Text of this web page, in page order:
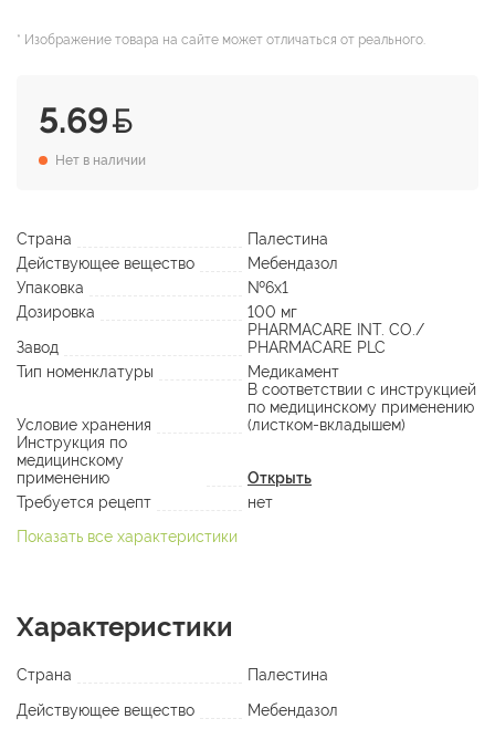
* Изображение товара на сайте может отличаться от реального.
5.69
Нет в наличии
Страна
Палестина
Действующее вещество
Мебендазол
Упаковка
№6х1
Дозировка
100 мг
Завод
PHARMACARE INT. CO./
PHARMACARE PLC
Тип номенклатуры
Медикамент
Условие хранения
В соответствии с инструкцией
по медицинскому применению
(листком-вкладышем)
Инструкция по
медицинскому
применению
Открыть
Требуется рецепт
нет
Показать все характеристики
Характеристики
Страна
Палестина
Действующее вещество
Мебендазол